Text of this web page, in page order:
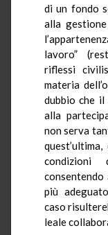
di un fondo
alla
lavoro”
riflessi
materia
dubbio che
alla
non serva
condizioni
più
caso
leale